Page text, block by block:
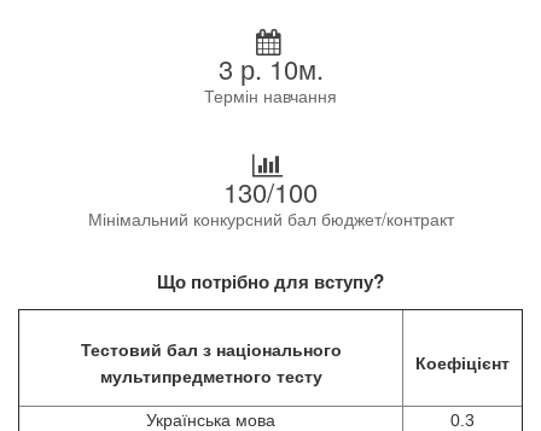
3 р. 10м.
Термін навчання
130/100
Мінімальний конкурсний бал бюджет/контракт
Що потрібно для вступу?
Тестовий бал з національного
мультипредметного тесту
Коефіцієнт
Українська мова
0.3